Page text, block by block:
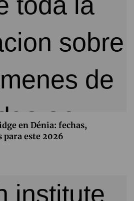
en Dénia: fechas,
para este 2026